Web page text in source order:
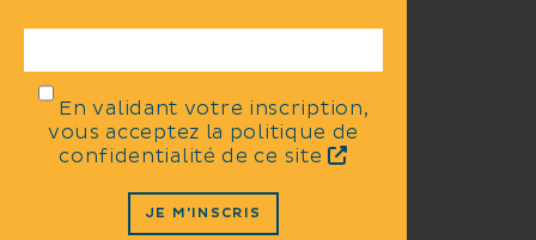
En validant votre inscription,
vous acceptez la politique de
confidentialité de ce site
JE M'INSCRIS